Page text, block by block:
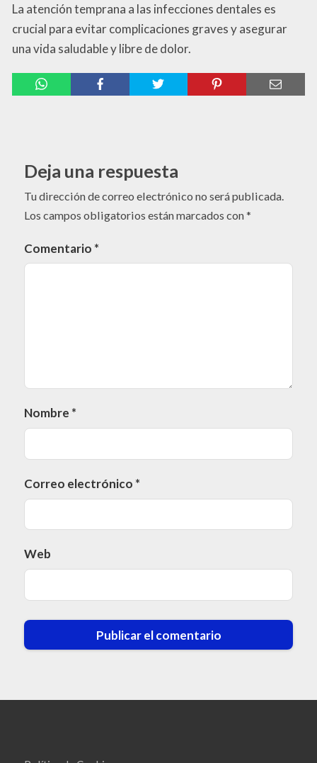
La atención temprana a las infecciones dentales es
crucial para evitar complicaciones graves y asegurar
una vida saludable y libre de dolor.
Deja una respuesta
Tu dirección de correo electrónico no será publicada.
Los campos obligatorios están marcados con*
Comentario *
Nombre *
Correo electrónico *
Web